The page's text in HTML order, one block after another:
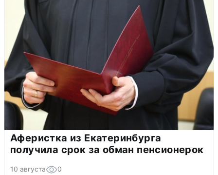
Аферистка из Екатеринбурга
получила срок за обман пенсионерок
10 августа 0